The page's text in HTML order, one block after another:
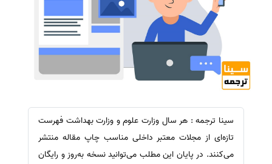
سینا ترجمه : هر سال وزارت علوم و وزارت بهداشت فهرست
تازه‌ای از مجلات معتبر داخلی مناسب چاپ مقاله منتشر
می‌کنند. در پایان این مطلب می‌توانید نسخه‌ به‌روز و رایگان